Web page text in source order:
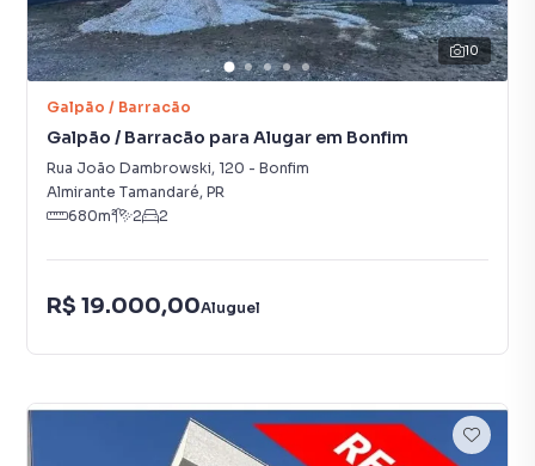
10
Galpão / Barracão
Galpão / Barracão para Alugar em Bonfim
Rua João Dambrowski, 120 - Bonfim
Almirante Tamandaré, PR
680m² 2 2
R$ 19.000,00Aluguel